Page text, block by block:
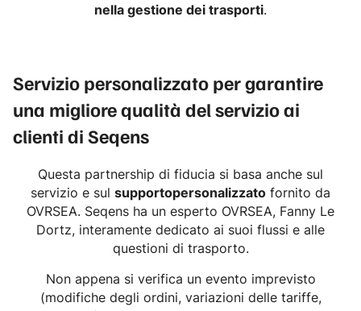
nella gestione dei trasporti.
Servizio personalizzato per garantire
una migliore qualità del servizio ai
clienti di Seqens
Questa partnership di fiducia si basa anche sul
servizio e sul supportopersonalizzato fornito da
OVRSEA. Seqens ha un esperto OVRSEA, Fanny Le
Dortz, interamente dedicato ai suoi flussi e alle
questioni di trasporto.
Non appena si verifica un evento imprevisto
(modifiche degli ordini, variazioni delle tariffe,